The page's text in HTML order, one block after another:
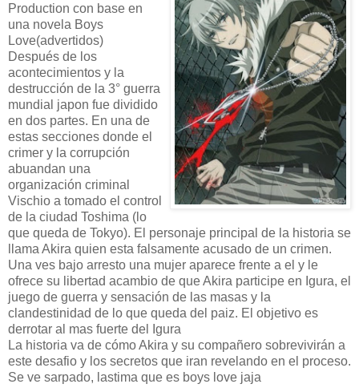
Production con base en
una novela Boys
Love(advertidos)
Después de los
acontecimientos y la
destrucción de la 3° guerra
mundial japon fue dividido
en dos partes. En una de
estas secciones donde el
crimer y la corrupción
abuandan una
organización criminal
Vischio a tomado el control
de la ciudad Toshima (lo
que queda de Tokyo). El personaje principal de la historia se
llama Akira quien esta falsamente acusado de un crimen.
Una ves bajo arresto una mujer aparece frente a el y le
ofrece su libertad acambio de que Akira participe en Igura, el
juego de guerra y sensación de las masas y la
clandestinidad de lo que queda del paiz. El objetivo es
derrotar al mas fuerte del Igura
La historia va de cómo Akira y su compañero sobrevivirán a
este desafio y los secretos que iran revelando en el proceso.
Se ve sarpado, lastima que es boys love jaja